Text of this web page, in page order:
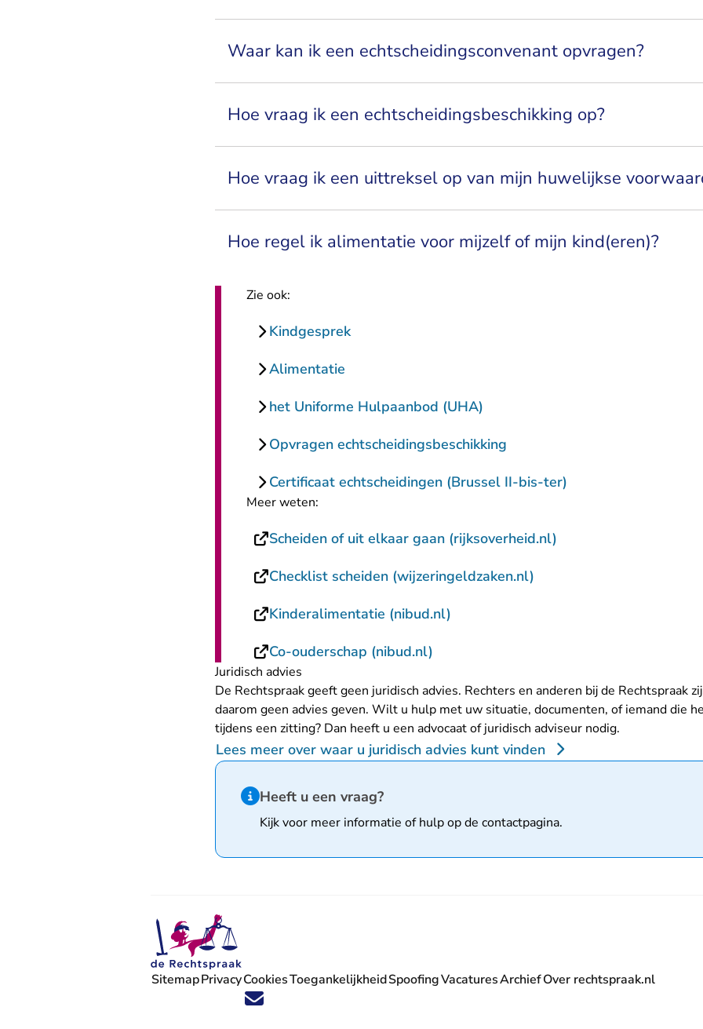
Waar kan ik een echtscheidingsconvenant opvragen?
Hoe vraag ik een echtscheidingsbeschikking op?
Hoe vraag ik een uittreksel op van mijn huwelijkse
Hoe regel ik alimentatie voor mijzelf of mijn kind(eren)?
Zie ook:
Kindgesprek
Alimentatie
het Uniforme Hulpaanbod (UHA)
Opvragen echtscheidingsbeschikking
Certificaat echtscheidingen (Brussel II-bis-ter)
Meer weten:
Scheiden of uit elkaar gaan (rijksoverheid.nl)
Checklist scheiden (wijzeringeldzaken.nl)
Kinderalimentatie (nibud.nl)
Co-ouderschap (nibud.nl)
Juridisch advies
De Rechtspraak geeft geen juridisch advies. Rechters en anderen bij de Rechtspraak
daarom geen advies geven. Wilt u hulp met uw situatie, documenten, of iemand die
tijdens een zitting? Dan heeft u een advocaat of juridisch adviseur nodig.
Lees meer over waar u juridisch advies kunt vinden
Hint van type informatie
Heeft u een vraag?
Kijk voor meer informatie of hulp op de contactpagina.
Volg ons op X (Twitter) - U verlaat Rechtspraak.nl
Volg ons op Facebook - U verlaat Rechtspraak.nl
Volg ons op Instagram - U verlaat Rechtspraak.nl
Volg ons op Youtube - U verlaat Rechtspraak.nl
Volg ons op LinkedIn - U verlaat Rechtspraak.nl
'Blijf op de hoogte' nieuwsbrief - U verlaat Rechtspraak.nl
SitemapPrivacyCookiesToegankelijkheidSpoofingVacatures
- U verlaat Rechtspraak.nl
ArchiefOver rechtspraak.nl